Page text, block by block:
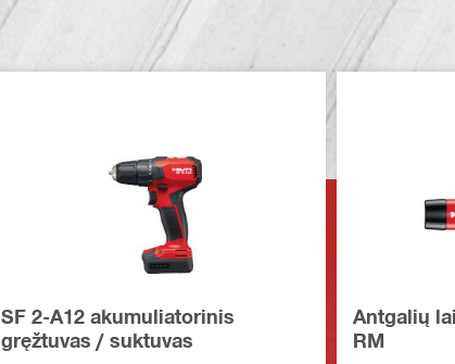
SF 2-A12 akumuliatorinis
gręžtuvas / suktuvas
Antgalių
RM